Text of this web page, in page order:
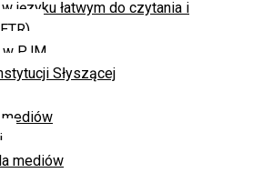
języku łatwym do czytania i
w PJM
Słyszącej
mediów